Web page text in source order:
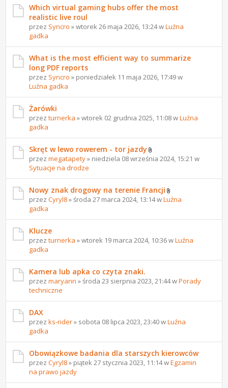
Which virtual gaming hubs offer the most
realistic live roul
przez Syncro » wtorek 26 maja 2026, 13:24 wLuźna
gadka
What is the most efficient way to summarize
long PDF reports
przez Syncro » poniedziałek 11 maja 2026, 17:49 w
Luźna gadka
Żarówki
przezturnerka » wtorek 02 grudnia 2025, 11:08 wLuźna
gadka
Skręt w lewo rowerem - tor jazdy
przezmegatapety» niedziela 08 września 2024, 15:21 w
Sytuacje na drodze
Nowy znak drogowy na terenie Francji
przezCyryl8» środa 27 marca 2024, 13:14 wLuźna
gadka
Klucze
przezturnerka » wtorek 19 marca 2024, 10:36 wLuźna
gadka
Kamera lub apka co czyta znaki.
przezmaryann » środa 23 sierpnia 2023, 21:44 wPorady
techniczne
DAX
przezks-rider» sobota 08 lipca 2023, 23:40 wLuźna
gadka
Obowiązkowe badania dla starszych kierowców
przezCyryl8» piątek 27 stycznia 2023, 11:14 wEgzamin
na prawo jazdy